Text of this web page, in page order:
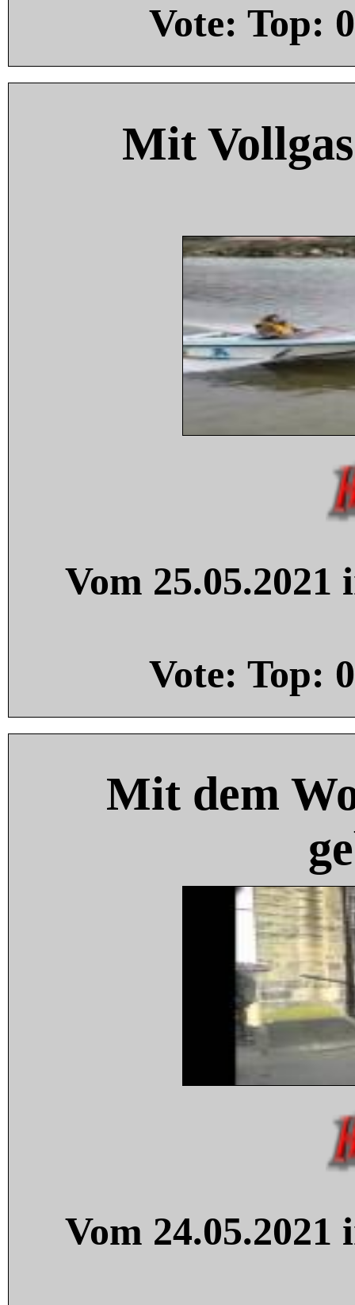
Vote: Top: 0
Mit
Vom
Vote: Top: 0
Mit dem
Vom